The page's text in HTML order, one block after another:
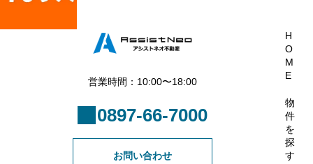
営業時間：10:00〜18:00
0897-66-7000
お問い合わせ
H
O
M
E
物
件
を
探
す